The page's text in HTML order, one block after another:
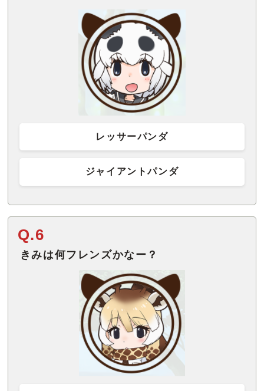
レッサーパンダ
ジャイアントパンダ
Q.6
きみは何フレンズかなー？